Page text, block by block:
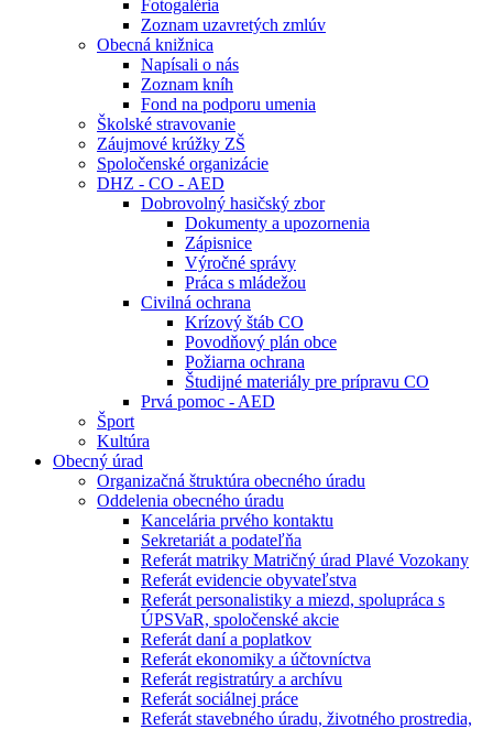
Fotogaléria
Zoznam uzavretých zmlúv
Obecná knižnica
Napísali o nás
Zoznam kníh
Fond na podporu umenia
Školské stravovanie
Záujmové krúžky ZŠ
Spoločenské organizácie
DHZ - CO - AED
Dobrovolný hasičský zbor
Dokumenty a upozornenia
Zápisnice
Výročné správy
Práca s mládežou
Civilná ochrana
Krízový štáb CO
Povodňový plán obce
Požiarna ochrana
Študijné materiály pre prípravu CO
Prvá pomoc - AED
Šport
Kultúra
Obecný úrad
Organizačná štruktúra obecného úradu
Oddelenia obecného úradu
Kancelária prvého kontaktu
Sekretariát a podateľňa
Referát matriky Matričný úrad Plavé Vozokany
Referát evidencie obyvateľstva
Referát personalistiky a miezd, spolupráca s
ÚPSVaR, spoločenské akcie
Referát daní a poplatkov
Referát ekonomiky a účtovníctva
Referát registratúry a archívu
Referát sociálnej práce
Referát stavebného úradu, životného prostredia,